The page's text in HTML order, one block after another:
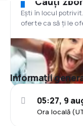
Ești în locul
oferte ca să ți le
Informații
Ora locală
05:27, 9